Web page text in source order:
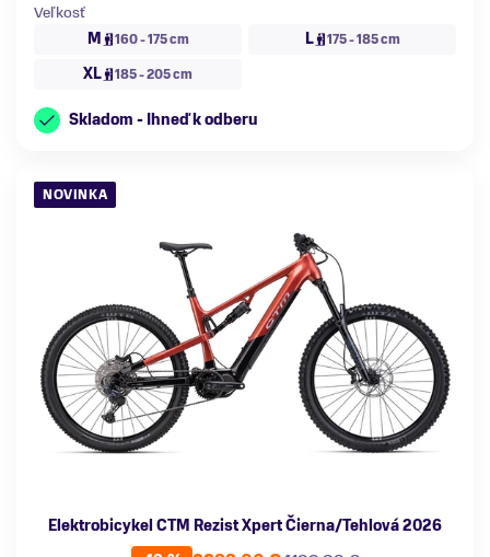
Veľkosť
M
160 - 175 cm L 175 - 185 cm
XL 185 - 205 cm
Skladom - Ihneď k odberu
NOVINKA
Elektrobicykel CTM Rezist Xpert Čierna/Tehlová 2026